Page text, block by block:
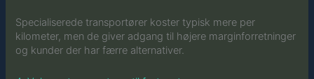
Specialiserede transportører koster typisk mere per
kilometer, men de giver adgang til højere marginforretninger
og kunder der har færre alternativer.